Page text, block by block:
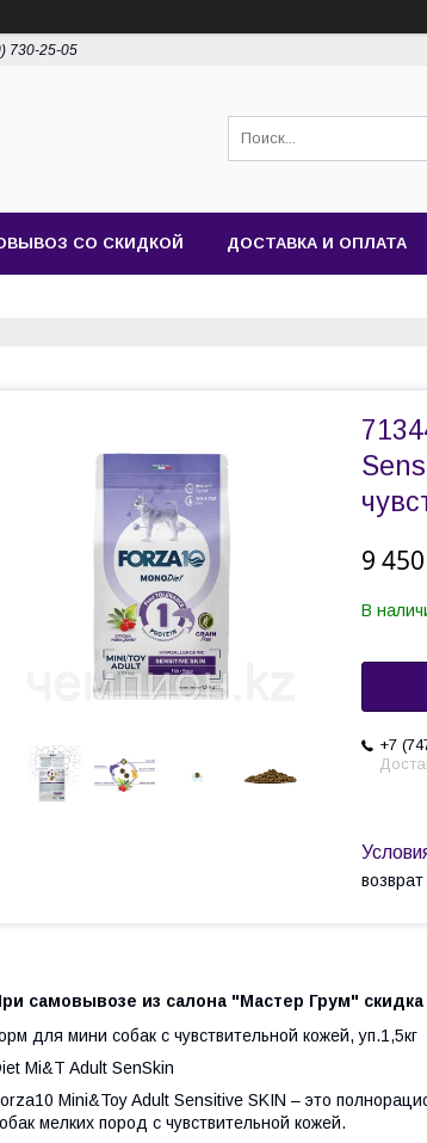
730-25-05
СО СКИДКОЙ ДОСТАВКА И ОПЛАТА
9
В
+7
самовывозе из салона "Мастер Грум" скидка
для мини собак с чувствительной кожей, уп.1,5кг
Mi&T Adult SenSkin
Mini&Toy Adult Sensitive SKIN – это
мелких пород с чувствительной кожей.